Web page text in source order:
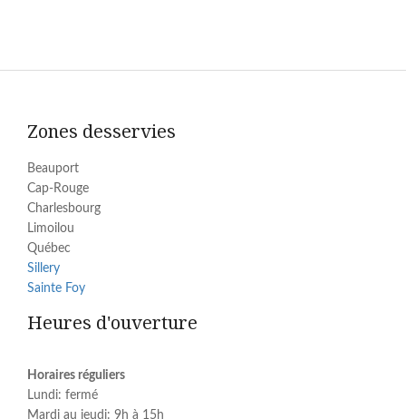
Zones desservies
Beauport
Cap-Rouge
Charlesbourg
Limoilou
Québec
Sillery
Sainte Foy
Heures d'ouverture
Horaires réguliers
Lundi: fermé
Mardi au jeudi: 9h à 15h